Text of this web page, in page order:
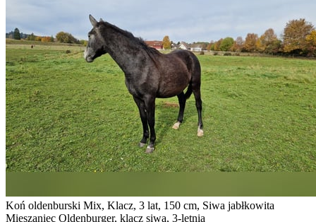
Koń oldenburski Mix, Klacz, 3 lat, 150 cm, Siwa jabłkowita
Mieszaniec Oldenburger, klacz siwa, 3-letnia